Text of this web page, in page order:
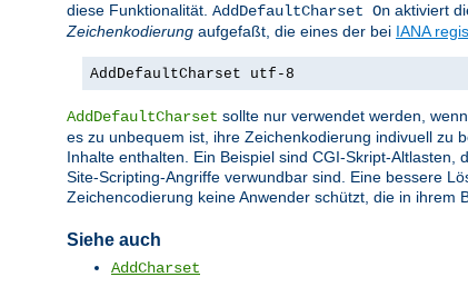
diese Funktionalität. AddDefaultCharset On aktiviert
Zeichenkodierung aufgefaßt, die eines der bei IANA
AddDefaultCharset utf-8
AddDefaultCharset sollte nur verwendet werden,
es zu unbequem ist, ihre Zeichenkodierung indivuell zu
Inhalte enthalten. Ein Beispiel sind CGI-Skript-
Site-Scripting-Angriffe verwundbar sind. Eine bessere
Zeichencodierung keine Anwender schützt, die in ihrem
Siehe auch
AddCharset